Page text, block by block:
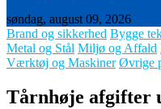
søndag, august 09, 2026
Brand og sikkerhed Bygge
Metal og Stål Miljø og Affald
Værktøj og Maskiner Øvrige
Tårnhøje afgifter